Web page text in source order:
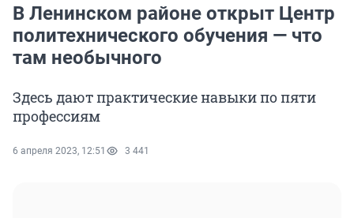
В Ленинском районе открыт Центр
политехнического обучения — что
там необычного
Здесь дают практические навыки по пяти
профессиям
6 апреля 2023, 12:51 3 441